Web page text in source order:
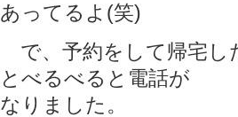
あってるよ(笑)
で、予約をして帰宅
とべるべると電話が
なりました。